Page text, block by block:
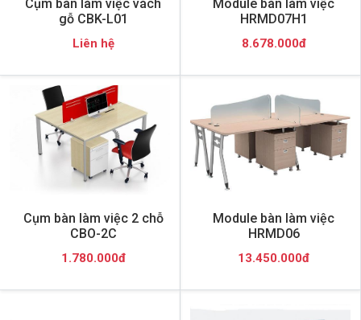
Cụm bàn làm việc vách
gỗ CBK-L01
Liên hệ
Module bàn làm việc
HRMD07H1
8.678.000đ
Cụm bàn làm việc 2 chỗ
CBO-2C
1.780.000đ
Module bàn làm việc
HRMD06
13.450.000đ